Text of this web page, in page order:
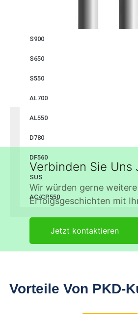
S900
S650
S550
AL700
AL550
D780
DF560
SUS
AC/CP550
Verbinden Sie Uns
Wir würden gerne weitere
Erfolgsgeschichten mit
Jetzt kontaktieren
Vorteile Von PKD-